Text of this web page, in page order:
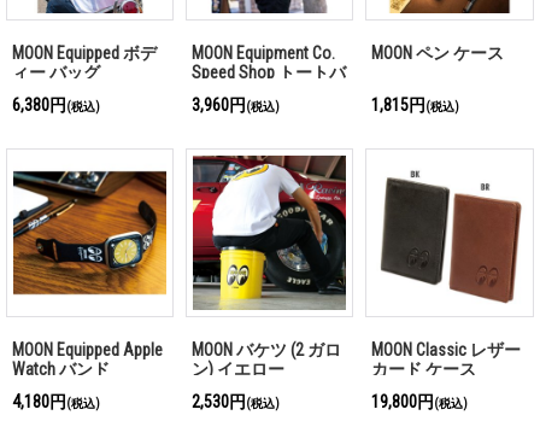
MOON Equipped ボデ
ィー バッグ
6,380円 (税込)
MOON Equipment Co.
Speed Shop トートバ
ッグ
3,960円 (税込)
MOON ペン ケース
1,815円 (税込)
MOON Equipped Apple
Watch バンド
4,180円 (税込)
MOON バケツ (2 ガロ
ン) イエロー
2,530円 (税込)
MOON Classic レザー
カード ケース
19,800円 (税込)